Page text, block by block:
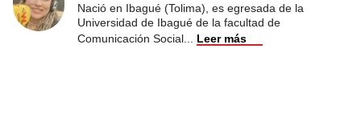
Nació en Ibagué (Tolima), es egresada de la
Universidad de Ibagué de la facultad de
Comunicación Social
Leer más